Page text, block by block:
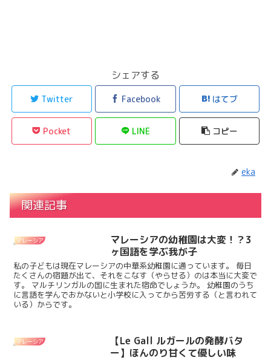
シェアする
Twitter Facebook はてブ
Pocket LINE コピー
eka
関連記事
マレーシア
マレーシアの幼稚園は大変！？3
ヶ国語を学ぶ我が子
私の子どもは現在マレーシアの中華系幼稚園に通っています。 毎日
たくさんの宿題が出て、それをこなす（やらせる）のは本当に大変で
す。 マルチリンガルの国に生まれた宿命でしょうか。 幼稚園のうち
に言語を学んでおかないと小学校に入ってから苦労する（と言われて
いる）からです。
マレーシア
【Le Gall ルガールの発酵バタ
ー】ほんのり甘くて優しい味